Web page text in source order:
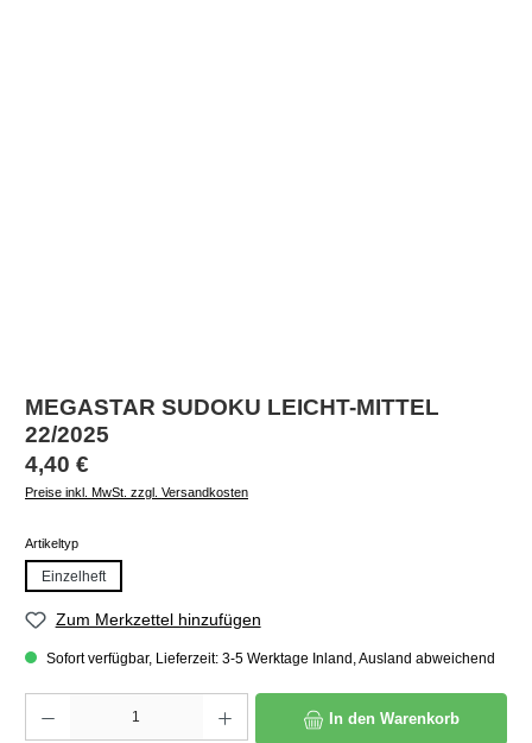
MEGASTAR SUDOKU LEICHT-MITTEL
22/2025
Regulärer Preis:
4,40 €
Preise inkl. MwSt. zzgl. Versandkosten
Artikeltypauswählen
Einzelheft
Zum Merkzettel hinzufügen
Sofort verfügbar, Lieferzeit: 3-5 Werktage Inland, Ausland abweichend
In den Warenkorb